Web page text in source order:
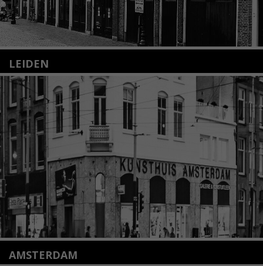
LEIDEN
Nieuwstraat 35
2312 KA Leiden
+31(0)71 – 52 84 480
info@kunsthuisleiden.nl
Lees meer
AMSTERDAM